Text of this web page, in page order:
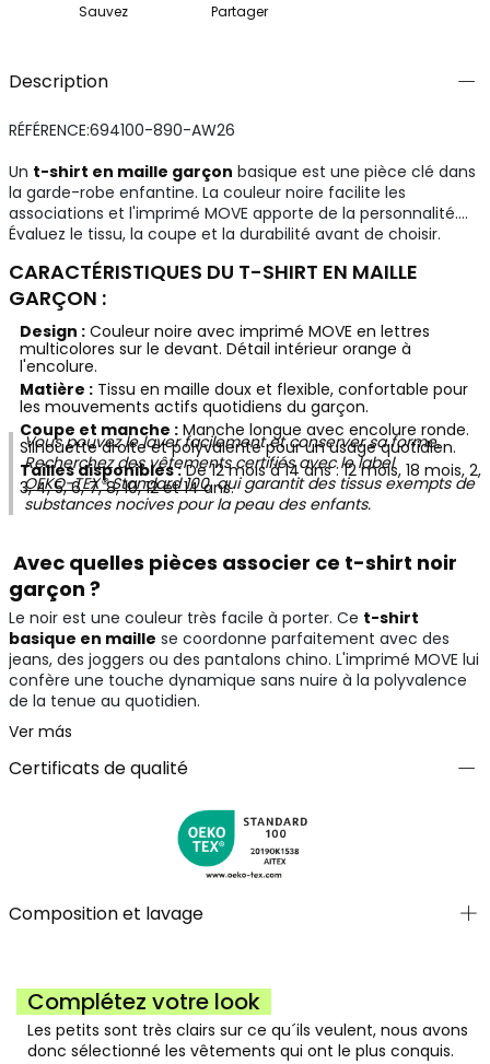
Sauvez Partager
Description
RÉFÉRENCE:694100-890-AW26
Un t-shirt en maille garçon basique est une pièce clé dans
la garde-robe enfantine. La couleur noire facilite les
associations et l'imprimé MOVE apporte de la personnalité.
Évaluez le tissu, la coupe et la durabilité avant de choisir.
CARACTÉRISTIQUES DU T-SHIRT EN MAILLE
GARÇON :
Design :Couleur noire avec imprimé MOVE en lettres
multicolores sur le devant. Détail intérieur orange à
l'encolure.
Matière :Tissu en maille doux et flexible, confortable pour
les mouvements actifs quotidiens du garçon.
Coupe et manche :Manche longue avec encolure ronde.
Silhouette droite et polyvalente pour un usage quotidien.
Tailles disponibles :De 12 mois à 14 ans : 12 mois, 18 mois, 2,
3, 4, 5, 6, 7, 8, 10, 12 et 14 ans.
Vous pouvez le laver facilement et conserver sa forme.
Recherchez des vêtements certifiés avec le label
OEKO-TEX® Standard 100, qui garantit des tissus exempts de
substances nocives pour la peau des enfants.
Avec quelles pièces associer ce t-shirt noir
garçon ?
Le noir est une couleur très facile à porter. Ce t-shirt
basique en maille se coordonne parfaitement avec des
jeans, des joggers ou des pantalons chino. L'imprimé MOVE lui
confère une touche dynamique sans nuire à la polyvalence
de la tenue au quotidien.
Ver más
Certificats de qualité
Composition et lavage
Complétez votre look
Les petits sont très clairs sur ce qu´ils veulent, nous avons
donc sélectionné les vêtements qui ont le plus conquis.